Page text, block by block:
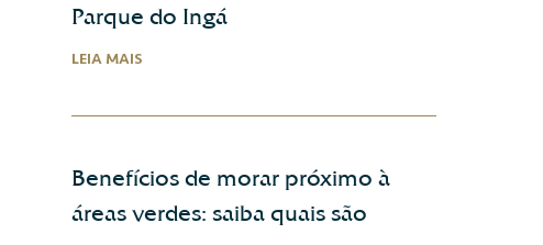
Parque do Ingá
LEIA MAIS
Benefícios de morar próximo à
áreas verdes: saiba quais são